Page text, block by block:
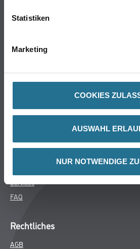
Statistiken
Marketing
COOKIES
AUSWAHL
NUR NOTWENDIGE
Putze- und Spachtelmassen
Wand- & Deckenbeläge
Über uns
MPlus
Services
FAQ
Rechtliches
AGB